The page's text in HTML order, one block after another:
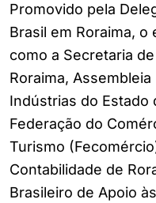
Promovido pela
Brasil em Roraima,
como a Secretaria
Roraima,
Indústrias do Estado
Federação do
Turismo
Contabilidade de
Brasileiro de Apoio